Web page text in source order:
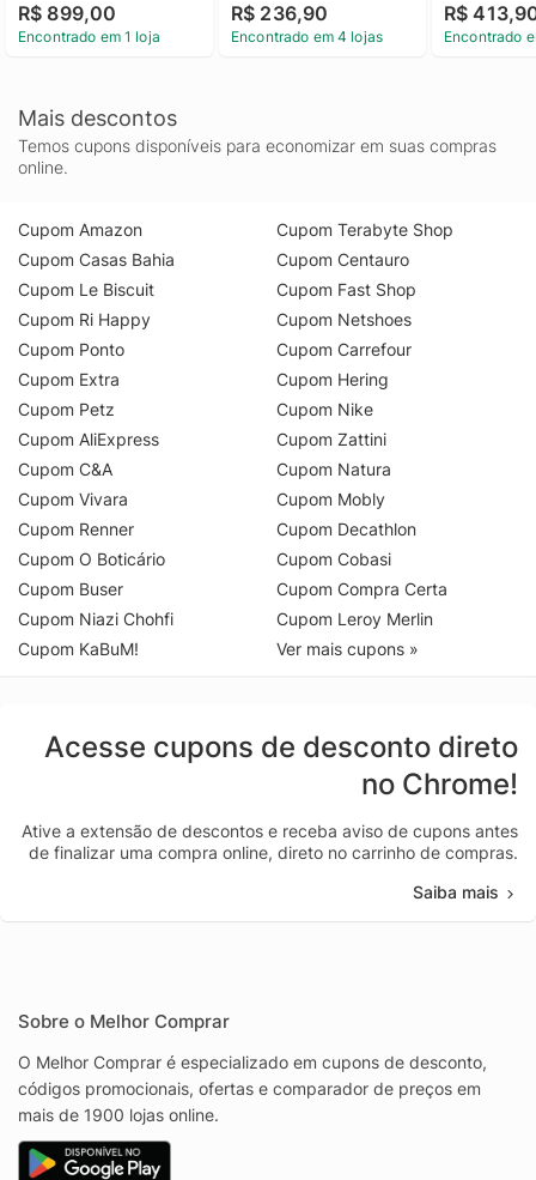
Calvin Klein Cafe 37
R$ 899,00
Encontrado em 1 loja
R$ 236,90
Encontrado em 4 lojas
R$
Encontrado
Mais descontos
Temos cupons disponíveis para economizar em suas compras
online.
Cupom Amazon
Cupom Casas Bahia
Cupom Le Biscuit
Cupom Ri Happy
Cupom Ponto
Cupom Extra
Cupom Petz
Cupom AliExpress
Cupom C&A
Cupom Vivara
Cupom Renner
Cupom O Boticário
Cupom Buser
Cupom Niazi Chohfi
Cupom KaBuM!
Cupom Terabyte Shop
Cupom Centauro
Cupom Fast Shop
Cupom Netshoes
Cupom Carrefour
Cupom Hering
Cupom Nike
Cupom Zattini
Cupom Natura
Cupom Mobly
Cupom Decathlon
Cupom Cobasi
Cupom Compra Certa
Cupom Leroy Merlin
Ver mais cupons »
Acesse cupons de desconto direto
no Chrome!
Ative a extensão de descontos e receba aviso de cupons antes
de finalizar uma compra online, direto no carrinho de compras.
Saiba mais
Sobre o Melhor Comprar
O Melhor Comprar é especializado em cupons de desconto,
códigos promocionais, ofertas e comparador de preços em
mais de 1900 lojas online.